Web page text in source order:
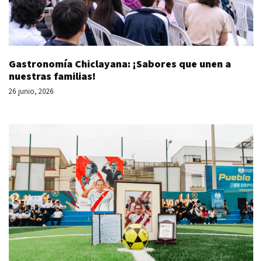
Gastronomía Chiclayana: ¡Sabores que unen a
nuestras familias!
26 junio, 2026